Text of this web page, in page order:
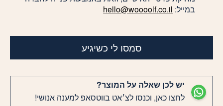
במייל: hello@woooolf.co.il
סמסו לי כשיגיע
יש לכן שאלה על המוצר?
לחצו כאן, וכנסו לצ׳אט בווטסאפ למענה אנושי!